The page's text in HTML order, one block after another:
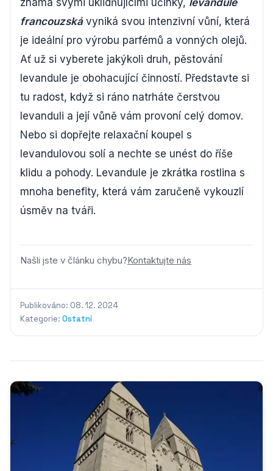
známá svými uklidňujícími účinky, levandule
francouzskávyniká svou intenzivní vůní, která
je ideální pro výrobu parfémů a vonných olejů.
Ať už si vyberete jakýkoli druh, pěstování
levandule je obohacující činností. Představte si
tu radost, když si ráno natrháte čerstvou
levanduli a její vůně vám provoní celý domov.
Nebo si dopřejte relaxační koupel s
levandulovou solí a nechte se unést do říše
klidu a pohody. Levandule je zkrátka rostlina s
mnoha benefity, která vám zaručeně vykouzlí
úsměv na tváři.
Našli jste v článku chybu?Kontaktujte nás
Publikováno: 08. 12. 2024
Kategorie: Ostatní